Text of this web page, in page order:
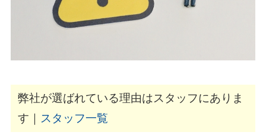
弊社が選ばれている理由はスタッフにありま
す｜
スタッフ一覧